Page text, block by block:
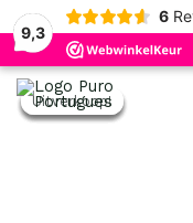
9,3
6
Uitverkoop!
prijs
Fles
Granada
Uitverkoop!
Uitverkoop!
Uitverkoop!
Uitverkoop!